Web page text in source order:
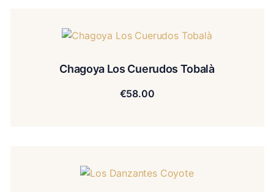
Chagoya Los Cuerudos Tobalà
€58.00